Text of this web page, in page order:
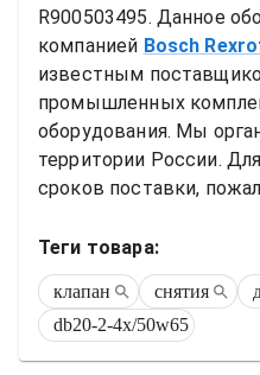
R900503495. Данное
компанией Bosch
известным
промышленных
оборудования. Мы
территории России.
сроков поставки,
Теги товара:
клапан снятия
db20-2-4x/50w65